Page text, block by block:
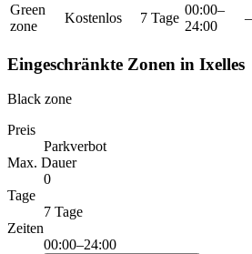
Green
zone
Kostenlos 7 Tage
00:00–
24:00
Eingeschränkte Zonen in Ixelles
Black zone
Preis
Parkverbot
Max. Dauer
0
Tage
7 Tage
Zeiten
00:00–24:00